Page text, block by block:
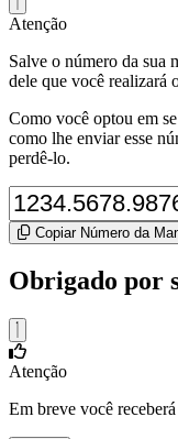
Atenção
Salve o número da sua
dele que você realizará
Como você optou em
como lhe enviar esse
perdê-lo.
Copiar Número da
Obrigado por
Atenção
Em breve você